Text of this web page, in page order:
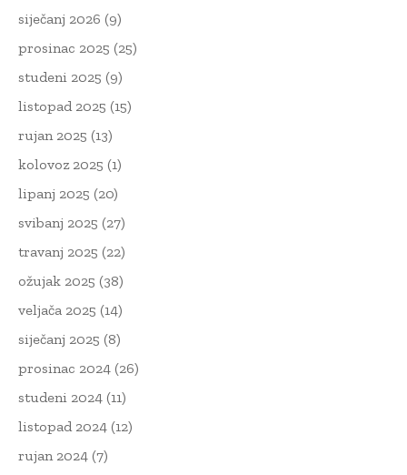
siječanj 2026 (9)
prosinac 2025 (25)
studeni 2025 (9)
listopad 2025 (15)
rujan 2025 (13)
kolovoz 2025 (1)
lipanj 2025 (20)
svibanj 2025 (27)
travanj 2025 (22)
ožujak 2025 (38)
veljača 2025 (14)
siječanj 2025 (8)
prosinac 2024 (26)
studeni 2024 (11)
listopad 2024 (12)
rujan 2024 (7)